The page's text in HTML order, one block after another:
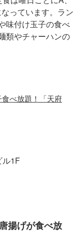
っています。ラン
味付け玉子の食べ
類やチャーハンの
べ放題！「天府
ル1F
揚げが食べ放